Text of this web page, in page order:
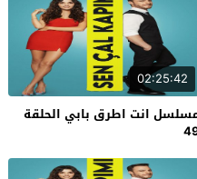
02:25:42
انت اطرق بابي الحلقة